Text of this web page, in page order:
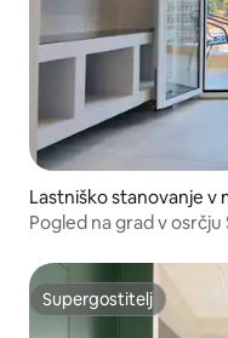
Lastniško stanovanje v
Pogled na grad v osrčju
Supergostitelj
Supergostitelj